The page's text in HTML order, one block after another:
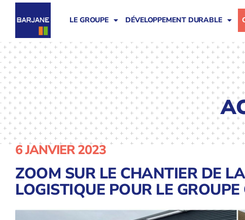
LE GROUPE DÉVELOPPEMENT DURABLE
6 JANVIER 2023
ZOOM SUR LE CHANTIER DE
LOGISTIQUE POUR LE GROUPE